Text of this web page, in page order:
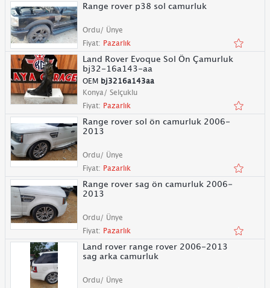
Range rover p38 sol camurluk
Ordu/ Ünye
Fiyat: Pazarlık
Land Rover Evoque Sol Ön Çamurluk
bj32-16a143-aa
OEM bj3216a143aa
Konya/ Selçuklu
Fiyat: Pazarlık
Range rover sol ön camurluk 2006-
2013
Ordu/ Ünye
Fiyat: Pazarlık
Range rover sag ön camurluk 2006-
2013
Ordu/ Ünye
Fiyat: Pazarlık
Land rover range rover 2006-2013
sag arka camurluk
Ordu/ Ünye